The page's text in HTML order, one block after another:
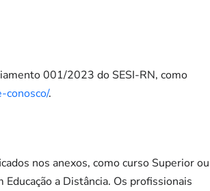
001/2023 do SESI-RN, como
conosco/.
nos anexos, como curso Superior ou
a Distância. Os profissionais